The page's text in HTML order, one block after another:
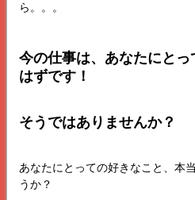
ら。。。
今の仕事は、あなたにと
はずです！
そうではありませんか？
あなたにとっての好きなこと、本
うか？